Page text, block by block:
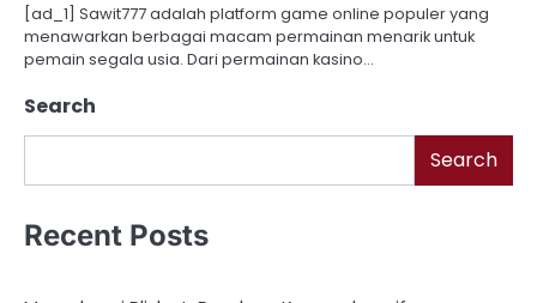
[ad_1] Sawit777 adalah platform game online populer yang
menawarkan berbagai macam permainan menarik untuk
pemain segala usia. Dari permainan kasino…
Search
Search
Recent Posts